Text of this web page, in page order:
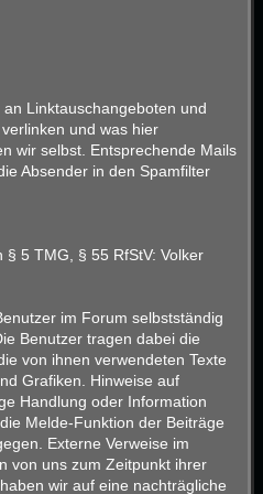
Linktauschangeboten und
und was hier
wir selbst. Entsprechende Mails
Absender in den Spamfilter
5 TMG, § 55 RfStV: Volker
im Forum selbstständig
Benutzer tragen dabei die
von ihnen verwendeten Texte
Grafiken. Hinweise auf
Handlung oder Information
Melde-Funktion der Beiträge
Externe Verweise im
von uns zum Zeitpunkt ihrer
wir auf eine nachträgliche